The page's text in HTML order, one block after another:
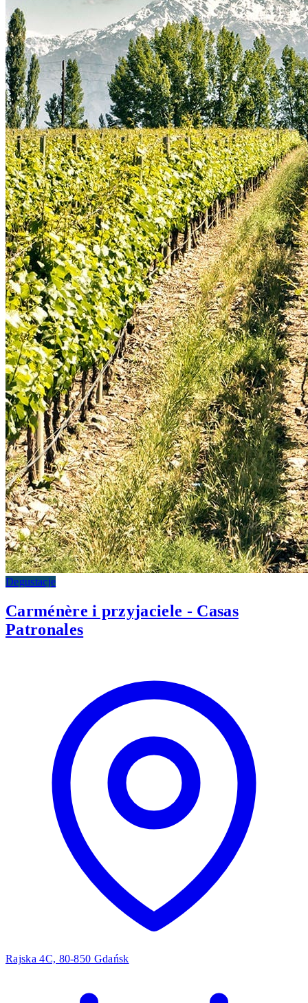
Degustacje
Carménère i przyjaciele - Casas
Patronales
Rajska 4C, 80-850 Gdańsk